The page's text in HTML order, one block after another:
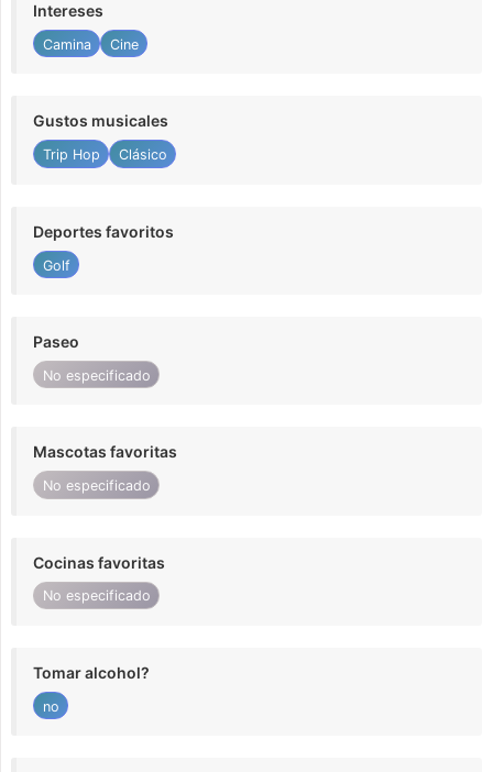
Intereses
Camina Cine
Gustos musicales
Trip Hop Clásico
Deportes favoritos
Golf
Paseo
No especificado
Mascotas favoritas
No especificado
Cocinas favoritas
No especificado
Tomar alcohol?
no